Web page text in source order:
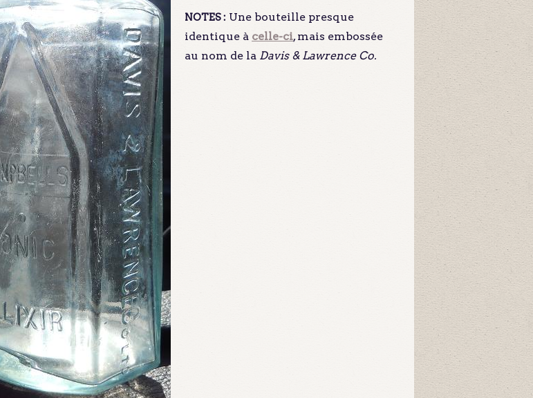
NOTES : Une bouteille presque
identique à celle-ci, mais embossée
au nom de la Davis & Lawrence Co.